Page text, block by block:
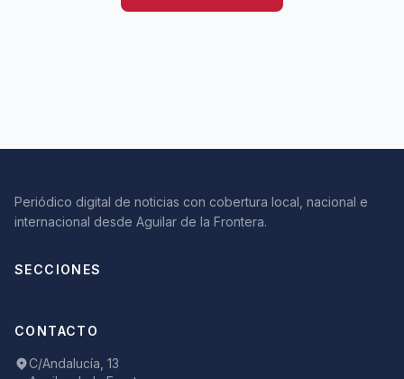
Periódico digital de noticias con cobertura local, nacional e
internacional desde Aguilar de la Frontera.
SECCIONES
CONTACTO
C/Andalucía, 13